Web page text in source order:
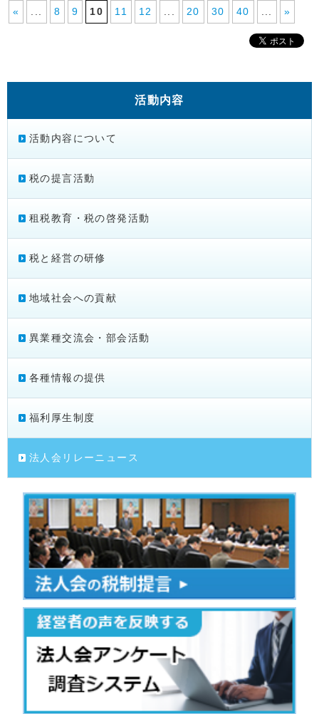
« 8 9 10 11 12 20 30 40 »
活動内容
活動内容について
税の提言活動
租税教育・税の啓発活動
税と経営の研修
地域社会への貢献
異業種交流会・部会活動
各種情報の提供
福利厚生制度
法人会リレーニュース